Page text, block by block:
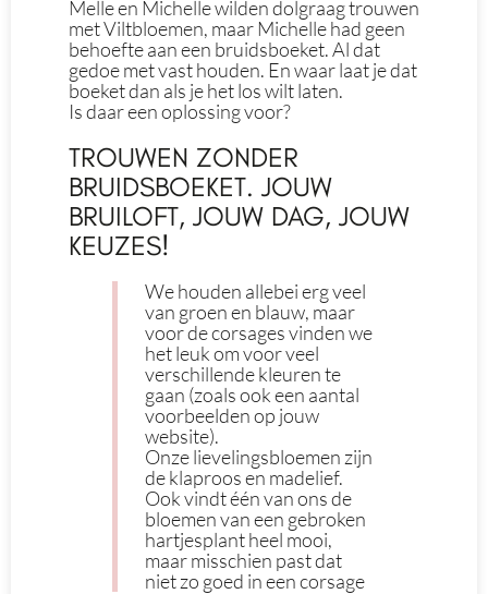
Melle en Michelle wilden dolgraag trouwen
met Viltbloemen, maar Michelle had geen
behoefte aan een bruidsboeket. Al dat
gedoe met vast houden. En waar laat je dat
boeket dan als je het los wilt laten.
Is daar een oplossing voor?
TROUWEN ZONDER
BRUIDSBOEKET. JOUW
BRUILOFT, JOUW DAG, JOUW
KEUZES!
We houden allebei erg veel
van groen en blauw, maar
voor de corsages vinden we
het leuk om voor veel
verschillende kleuren te
gaan (zoals ook een aantal
voorbeelden op jouw
website).
Onze lievelingsbloemen zijn
de klaproos en madelief.
Ook vindt één van ons de
bloemen van een gebroken
hartjesplant heel mooi,
maar misschien past dat
niet zo goed in een corsage